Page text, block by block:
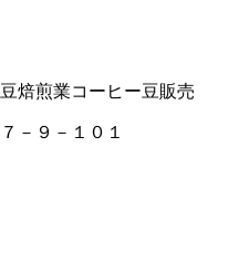
焙煎業コーヒー豆販売
－９－１０１